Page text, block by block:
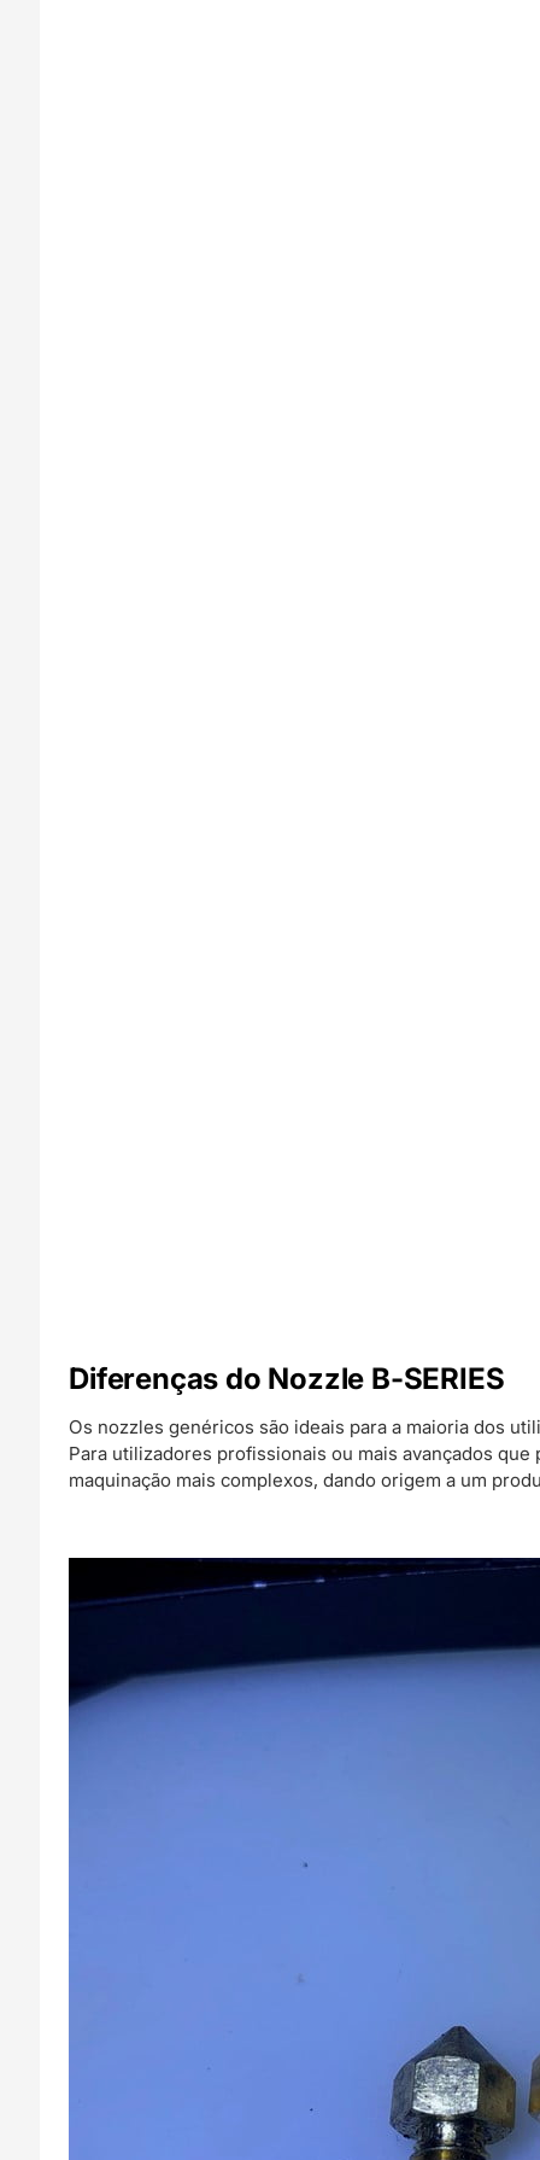
Diferenças do Nozzle B-SERIES
Os nozzles genéricos são ideais para a maioria dos
Para utilizadores profissionais ou mais avançados
maquinação mais complexos, dando origem a um